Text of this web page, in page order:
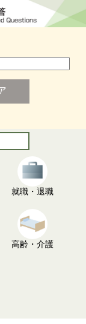
就職・退職
高齢・介護